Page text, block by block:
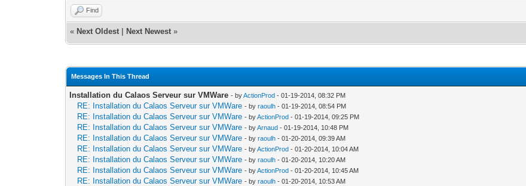
Find
« Next Oldest Next Newest »
Messages In This Thread
Installation du Calaos Serveur sur VMWare - byActionProd - 01-19-2014, 08:32 PM
RE: Installation du Calaos Serveur sur VMWare - byraoulh - 01-19-2014, 08:54 PM
RE: Installation du Calaos Serveur sur VMWare - byActionProd - 01-19-2014, 09:25 PM
RE: Installation du Calaos Serveur sur VMWare - byArnaud - 01-19-2014, 10:48 PM
RE: Installation du Calaos Serveur sur VMWare - byraoulh - 01-20-2014, 09:39 AM
RE: Installation du Calaos Serveur sur VMWare - byActionProd - 01-20-2014, 10:04 AM
RE: Installation du Calaos Serveur sur VMWare - byraoulh - 01-20-2014, 10:20 AM
RE: Installation du Calaos Serveur sur VMWare - byActionProd - 01-20-2014, 10:45 AM
RE: Installation du Calaos Serveur sur VMWare - byraoulh - 01-20-2014, 10:53 AM